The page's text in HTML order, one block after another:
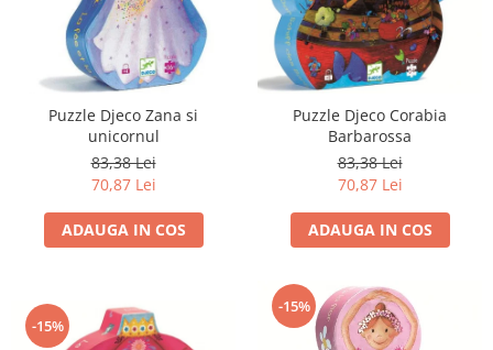
Puzzle Djeco Zana si
unicornul
83,38 Lei
70,87 Lei
ADAUGA IN COS
Puzzle Djeco Corabia
Barbarossa
83,38 Lei
70,87 Lei
ADAUGA IN COS
-15%
-15%